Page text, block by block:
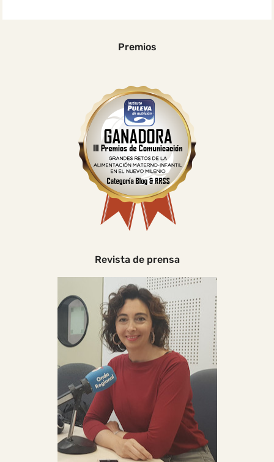
Premios
Revista de prensa